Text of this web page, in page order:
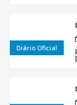
Diário Oficial